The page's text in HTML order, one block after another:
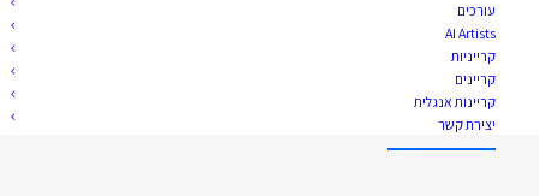
עורכים
AI Artists
קרייניות
קריינים
קריינות אנגלית
יצירת קשר
רועי וינברג